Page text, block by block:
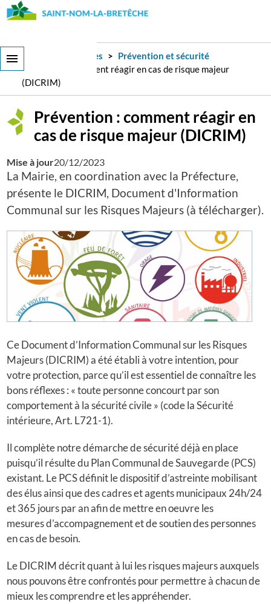
Aller
principal
Services et démarches
Prévention et sécurité
Prévention : comment réagir en cas de risque majeur
(DICRIM)
Prévention : comment réagir en
cas de risque majeur (DICRIM)
Mise à jour20/12/2023
La Mairie, en coordination avec la Préfecture,
présente le DICRIM, Document d'Information
Communal sur les Risques Majeurs (à télécharger).
Ce Document d’Information Communal sur les Risques
Majeurs (DICRIM) a été établi à votre intention, pour
votre protection, parce qu’il est essentiel de connaître les
bons réflexes : « toute personne concourt par son
comportement à la sécurité civile » (code la Sécurité
intérieure, Art. L721-1).
Il complète notre démarche de sécurité déjà en place
puisqu’il résulte du Plan Communal de Sauvegarde (PCS)
existant. Le PCS définit le dispositif d’astreinte mobilisant
des élus ainsi que des cadres et agents municipaux 24h/24
et 365 jours par an afin de mettre en oeuvre les
mesures d’accompagnement et de soutien des personnes
en cas de besoin.
Le DICRIM décrit quant à lui les risques majeurs auxquels
nous pouvons être confrontés pour permettre à chacun de
mieux les comprendre et les appréhender.